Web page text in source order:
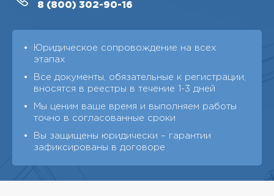
8 (800) 302-90-16
Юридическое сопровождение на всех
этапах
Все документы, обязательные к регистрации,
вносятся в реестры в течение 1-3 дней
Мы ценим ваше время и выполняем работы
точно в согласованные сроки
Вы защищены юридически – гарантии
зафиксированы в договоре